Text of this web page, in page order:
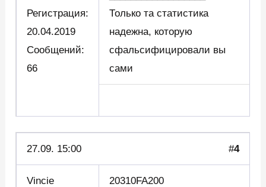
Регистрация:
20.04.2019
Сообщений:
66
Только та статистика
надежна, которую
сфальсифицировали вы
сами
27.09. 15:00 #4
Vincie
20310FA200